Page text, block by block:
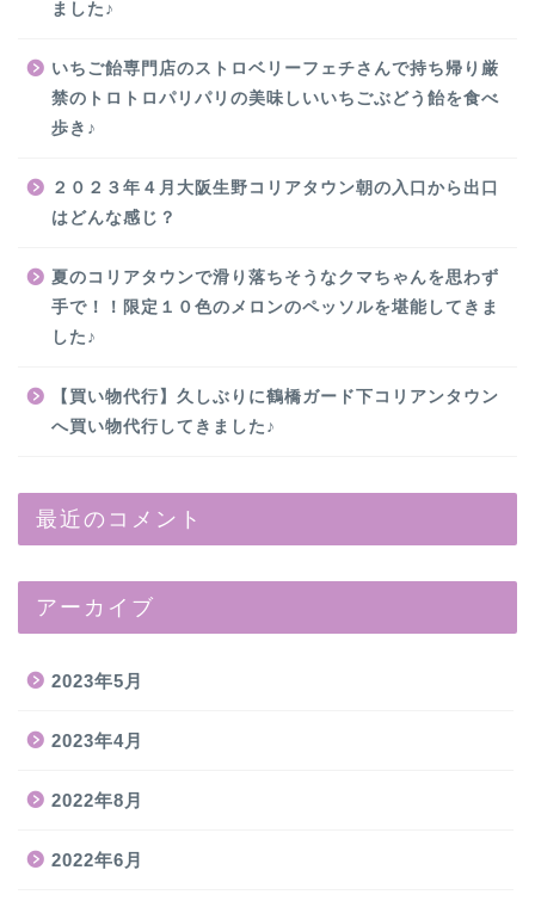
ました♪
いちご飴専門店のストロベリーフェチさんで持ち帰り厳
禁のトロトロパリパリの美味しいいちごぶどう飴を食べ
歩き♪
２０２３年４月大阪生野コリアタウン朝の入口から出口
はどんな感じ？
夏のコリアタウンで滑り落ちそうなクマちゃんを思わず
手で！！限定１０色のメロンのペッソルを堪能してきま
した♪
【買い物代行】久しぶりに鶴橋ガード下コリアンタウン
へ買い物代行してきました♪
最近のコメント
アーカイブ
2023年5月
2023年4月
2022年8月
2022年6月